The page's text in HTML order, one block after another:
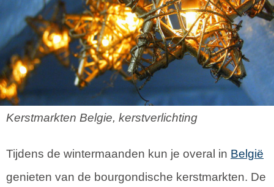
Kerstmarkten Belgie, kerstverlichting
Tijdens de wintermaanden kun je overal in België
genieten van de bourgondische kerstmarkten. De